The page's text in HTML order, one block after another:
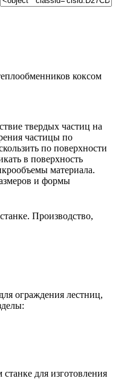
коксом
твердых частиц на
частицы по
по поверхности
в поверхность
материала.
и формы
Производство,
ограждения лестниц,
для изготовления